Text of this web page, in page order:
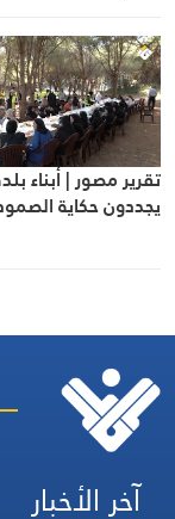
تقرير مصور | أبناء
يجددون حكاية
آخر الأخبار